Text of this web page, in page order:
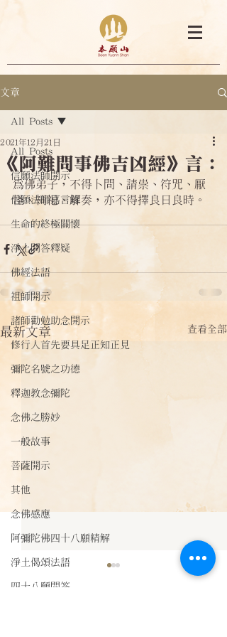
文章
All Posts
信願法師開示
信願法師嘉言錄
生命的終極關懷
淨土問答釋疑
佛經法語
祖師開示
諸師勸勉助念開示
修行人首先要具足正知正見
彌陀名號之功德
釋迦教念彌陀
念佛之勝妙
一般故事
菩薩開示
其他
念佛感應
阿彌陀佛四十八願精解
淨土偈頌法語
四十八願問答
All Posts
《阿難問事佛吉凶經》言：
2021年12月21日
為佛弟子，不得卜問、請祟、符咒、厭
怪、祠祀、解奏，亦不得擇良日良時。
最新文章 查看全部